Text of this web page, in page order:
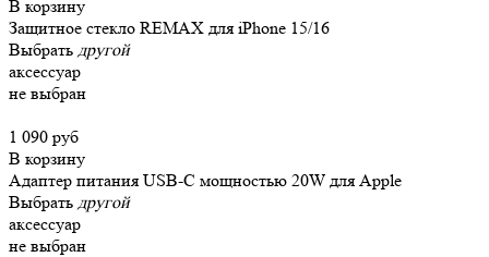
В корзину
Защитное стекло REMAX для iPhone 15/16
Выбрать другой
аксессуар
не выбран
1 090 руб
В корзину
Адаптер питания USB-C мощностью 20W для Apple
Выбрать другой
аксессуар
не выбран